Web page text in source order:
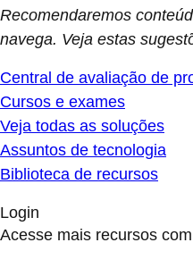
Recomendaremos
navega. Veja estas
Central de avaliação de
Cursos e exames
Veja todas as soluções
Assuntos de tecnologia
Biblioteca de recursos
Login
Acesse mais recursos